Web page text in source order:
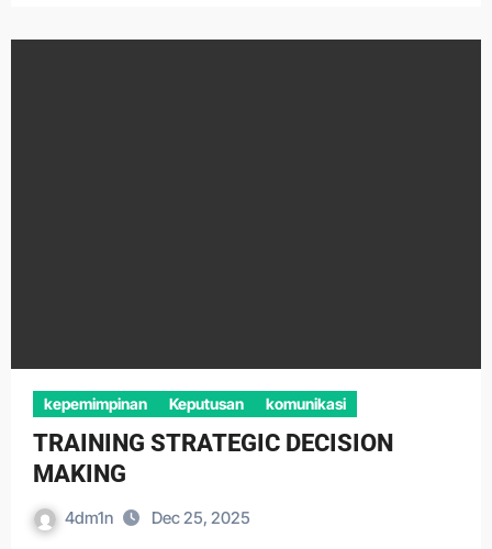
kepemimpinan Keputusan komunikasi
TRAINING STRATEGIC DECISION
MAKING
4dm1n Dec 25, 2025